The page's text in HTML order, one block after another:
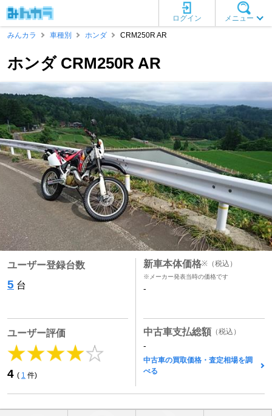
メニュー
ログイン
みんカラ
車種別 ホンダ CRM250R AR
ホンダ CRM250R AR
ユーザー登録台数
5 台
ユーザー評価
4 ( 1 件)
新車本体価格※ （税込）
※メーカー発表当時の価格です
-
中古車支払総額 （税込）
-
中古車の買取価格・査定相場を調
べる